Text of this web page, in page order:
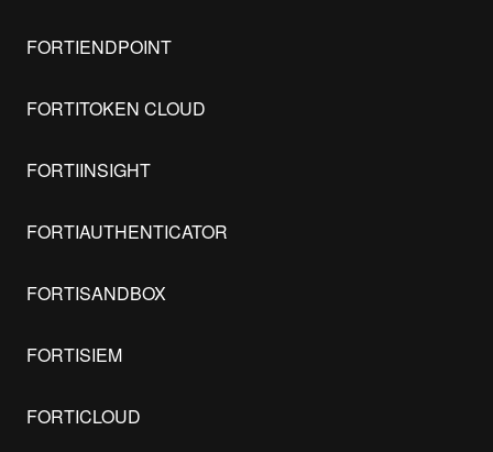
FORTIENDPOINT
FORTITOKEN CLOUD
FORTIINSIGHT
FORTIAUTHENTICATOR
FORTISANDBOX
FORTISIEM
FORTICLOUD